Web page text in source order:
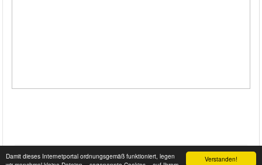
Verstanden!
Damit dieses Internetportal ordnungsgemäß funktioniert, legen